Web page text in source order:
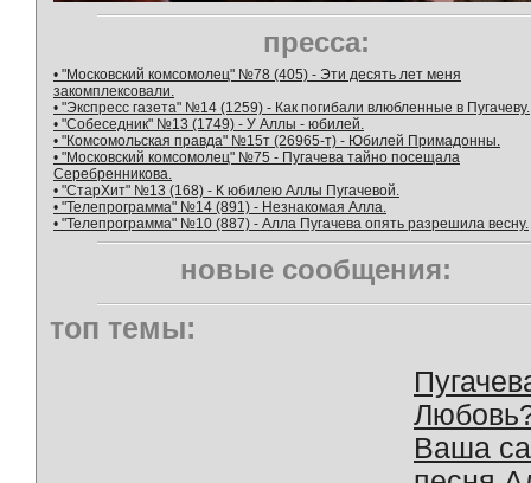
пресса:
• "Московский комсомолец" №78 (405) - Эти десять лет меня
закомплексовали.
• "Экспресс газета" №14 (1259) - Как погибали влюбленные в Пугачеву.
• "Собеседник" №13 (1749) - У Аллы - юбилей.
• "Комсомольская правда" №15т (26965-т) - Юбилей Примадонны.
• "Московский комсомолец" №75 - Пугачева тайно посещала
Серебренникова.
• "СтарХит" №13 (168) - К юбилею Аллы Пугачевой.
• "Телепрограмма" №14 (891) - Незнакомая Алла.
• "Телепрограмма" №10 (887) - Алла Пугачева опять разрешила весну.
новые сообщения:
топ темы:
Ваша